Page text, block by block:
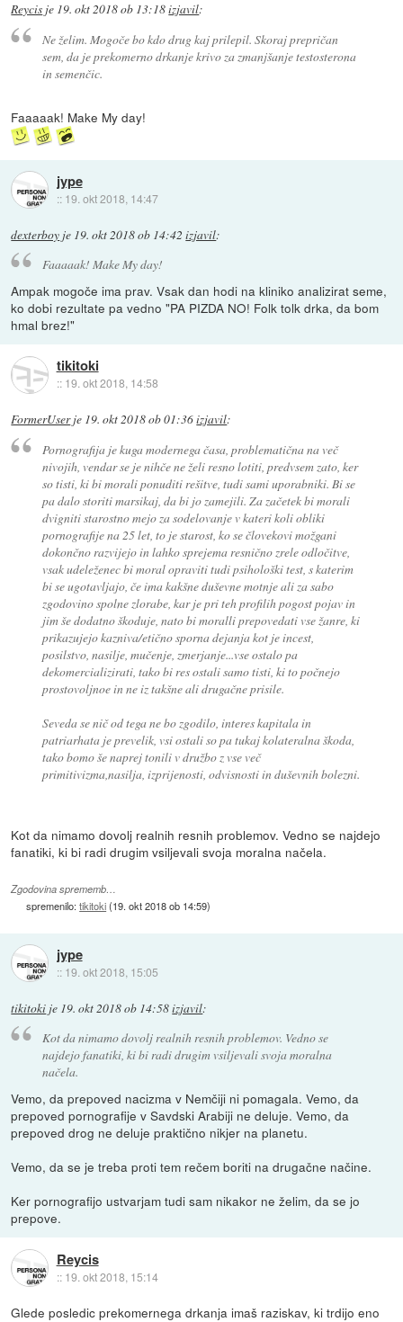
Reycis je 19. okt 2018 ob 13:18izjavil:
Ne želim. Mogoče bo kdo drug kaj prilepil. Skoraj prepričan
sem, da je prekomerno drkanje krivo za zmanjšanje testosterona
in semenčic.
Faaaaak! Make My day!
jype
:: 19. okt 2018, 14:47
dexterboy je 19. okt 2018 ob 14:42 izjavil:
Faaaaak! Make My day!
Ampak mogoče ima prav. Vsak dan hodi na kliniko analizirat seme,
ko dobi rezultate pa vedno "PA PIZDA NO! Folk tolk drka, da bom
hmal brez!"
tikitoki
:: 19. okt 2018, 14:58
FormerUserje 19. okt 2018 ob 01:36izjavil:
Pornografija je kuga modernega časa, problematična na več
nivojih, vendar se je nihče ne želi resno lotiti, predvsem zato, ker
so tisti, ki bi morali ponuditi rešitve, tudi sami uporabniki. Bi se
pa dalo storiti marsikaj, da bi jo zamejili. Za začetek bi morali
dvigniti starostno mejo za sodelovanje v kateri koli obliki
pornografije na 25 let, to je starost, ko se človekovi možgani
dokončno razvijejo in lahko sprejema resnično zrele odločitve,
vsak udeleženec bi moral opraviti tudi psihološki test, s katerim
bi se ugotavljajo, če ima kakšne duševne motnje ali za sabo
zgodovino spolne zlorabe, kar je pri teh profilih pogost pojav in
jim še dodatno škoduje, nato bi moralli prepovedati vse žanre, ki
prikazujejo kazniva/etično sporna dejanja kot je incest,
posilstvo, nasilje, mučenje, zmerjanje...vse ostalo pa
dekomercializirati, tako bi res ostali samo tisti, ki to počnejo
prostovoljnoe in ne iz takšne ali drugačne prisile.
Seveda se nič od tega ne bo zgodilo, interes kapitala in
patriarhata je prevelik, vsi ostali so pa tukaj kolateralna škoda,
tako bomo še naprej tonili v družbo z vse več
primitivizma,nasilja, izprijenosti, odvisnosti in duševnih bolezni.
Kot da nimamo dovolj realnih resnih problemov. Vedno se najdejo
fanatiki, ki bi radi drugim vsiljevali svoja moralna načela.
Zgodovina sprememb…
spremenilo:tikitoki(19. okt 2018 ob 14:59)
jype
:: 19. okt 2018, 15:05
tikitoki je 19. okt 2018 ob 14:58izjavil:
Kot da nimamo dovolj realnih resnih problemov. Vedno se
najdejo fanatiki, ki bi radi drugim vsiljevali svoja moralna
načela.
Vemo, da prepoved nacizma v Nemčiji ni pomagala. Vemo, da
prepoved pornografije v Savdski Arabiji ne deluje. Vemo, da
prepoved drog ne deluje praktično nikjer na planetu.
Vemo, da se je treba proti tem rečem boriti na drugačne načine.
Ker pornografijo ustvarjam tudi sam nikakor ne želim, da se jo
prepove.
Reycis
:: 19. okt 2018, 15:14
Glede posledic prekomernega drkanja imaš raziskav, ki trdijo eno